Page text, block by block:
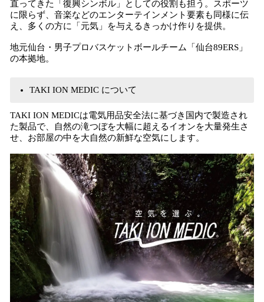
直ってきた「復興シンボル」としての役割も担う。スポーツ
に限らず、音楽などのエンターテインメント要素も同様に伝
え、多くの方に「元気」を与えるきっかけ作りを提供。
地元仙台・男子プロバスケットボールチーム「仙台89ERS」
の本拠地。
TAKI ION MEDIC について
TAKI ION MEDICは電気用品安全法に基づき国内で製造され
た製品で、自然の滝つぼを大幅に超えるイオンを大量発生さ
せ、お部屋の中を大自然の新鮮な空気にします。